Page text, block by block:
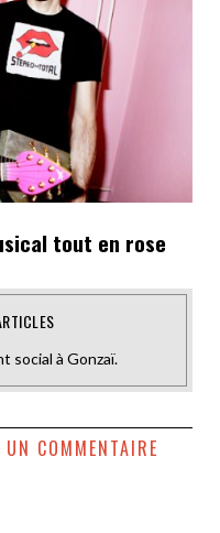
tout en rose
social à Gonzaï.
COMMENTAIRE